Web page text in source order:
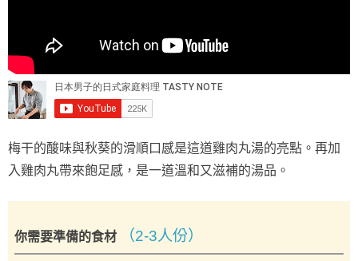
梅干的酸味與秋葵的滑順口感是這道雞肉丸湯的亮點。再加
入雞肉丸帶來飽足感，是一道溫和又滋補的湯品。
你需要準備的食材 （2-3人份）